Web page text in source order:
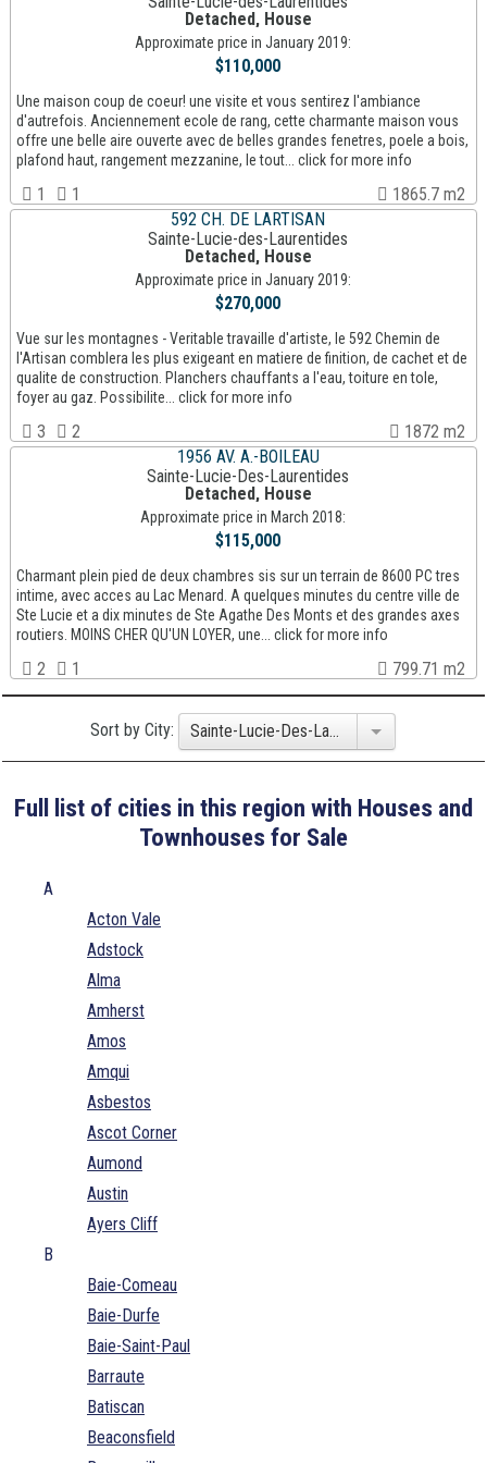
Detached, House
Approximate price in January 2019:
$110,000
Une maison coup de coeur! une visite et vous sentirez l'ambiance
d'autrefois. Anciennement ecole de rang, cette charmante maison vous
offre une belle aire ouverte avec de belles grandes fenetres, poele a bois,
plafond haut, rangement mezzanine, le tout... click for more info
1 1
1865.7 m2
592 CH. DE LARTISAN
Sainte-Lucie-des-Laurentides
Detached, House
Approximate price in January 2019:
$270,000
Vue sur les montagnes - Veritable travaille d'artiste, le 592 Chemin de
l'Artisan comblera les plus exigeant en matiere de finition, de cachet et de
qualite de construction. Planchers chauffants a l'eau, toiture en tole,
foyer au gaz. Possibilite... click for more info
3 2
1872 m2
1956 AV. A.-BOILEAU
Sainte-Lucie-Des-Laurentides
Detached, House
Approximate price in March 2018:
$115,000
Charmant plein pied de deux chambres sis sur un terrain de 8600 PC tres
intime, avec acces au Lac Menard. A quelques minutes du centre ville de
Ste Lucie et a dix minutes de Ste Agathe Des Monts et des grandes axes
routiers. MOINS CHER QU'UN LOYER, une... click for more info
2 1 799.71 m2
Sort by City: Sainte-Lucie-Des-Laurentides
Full list of cities in this region with Houses and
Townhouses for Sale
A
Acton Vale
Adstock
Alma
Amherst
Amos
Amqui
Asbestos
Ascot Corner
Aumond
Austin
Ayers Cliff
B
Baie-Comeau
Baie-Durfe
Baie-Saint-Paul
Barraute
Batiscan
Beaconsfield